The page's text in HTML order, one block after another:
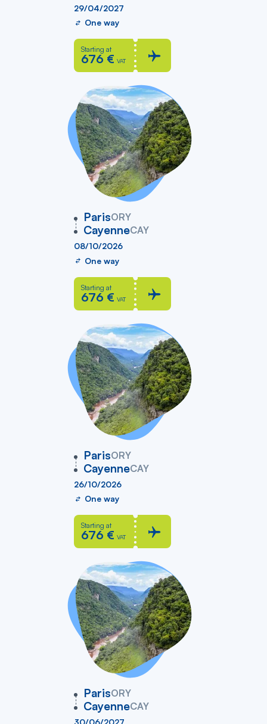
29/04/2027
One way
Starting at
676 € VAT
ParisORY
vers
CayenneCAY
08/10/2026
One way
Starting at
676 € VAT
ParisORY
vers
CayenneCAY
26/10/2026
One way
Starting at
676 € VAT
ParisORY
vers
CayenneCAY
30/06/2027